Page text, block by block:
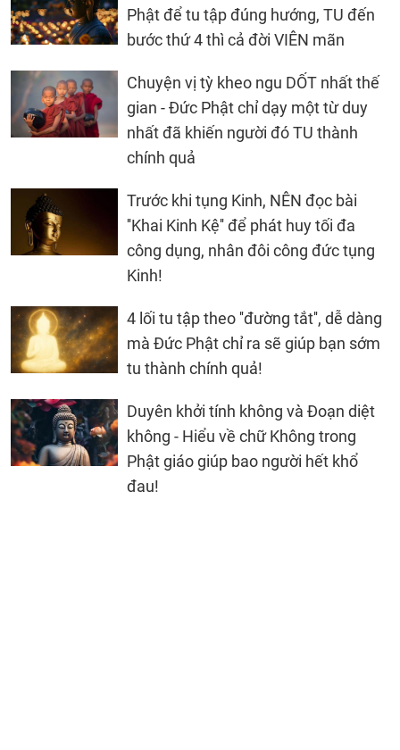
Phật để tu tập đúng hướng, TU đến
bước thứ 4 thì cả đời VIÊN mãn
Chuyện vị tỳ kheo ngu DỐT nhất thế
gian - Đức Phật chỉ dạy một từ duy
nhất đã khiến người đó TU thành
chính quả
Trước khi tụng Kinh, NÊN đọc bài
''Khai Kinh Kệ'' để phát huy tối đa
công dụng, nhân đôi công đức tụng
Kinh!
4 lối tu tập theo ''đường tắt'', dễ dàng
mà Đức Phật chỉ ra sẽ giúp bạn sớm
tu thành chính quả!
Duyên khởi tính không và Đoạn diệt
không - Hiểu về chữ Không trong
Phật giáo giúp bao người hết khổ
đau!